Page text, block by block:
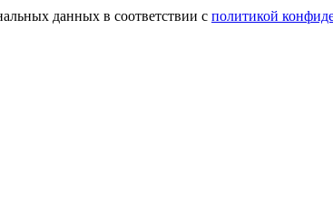
данных в соответствии с политикой